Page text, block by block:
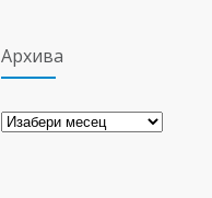
Архива
Архива